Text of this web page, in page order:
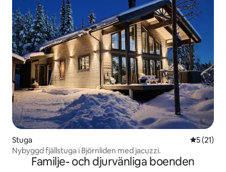
Stuga 5 av 5 i
5 (21)
Nybyggd fjällstuga i Björnliden med jacuzzi.
Familje- och djurvänliga boenden